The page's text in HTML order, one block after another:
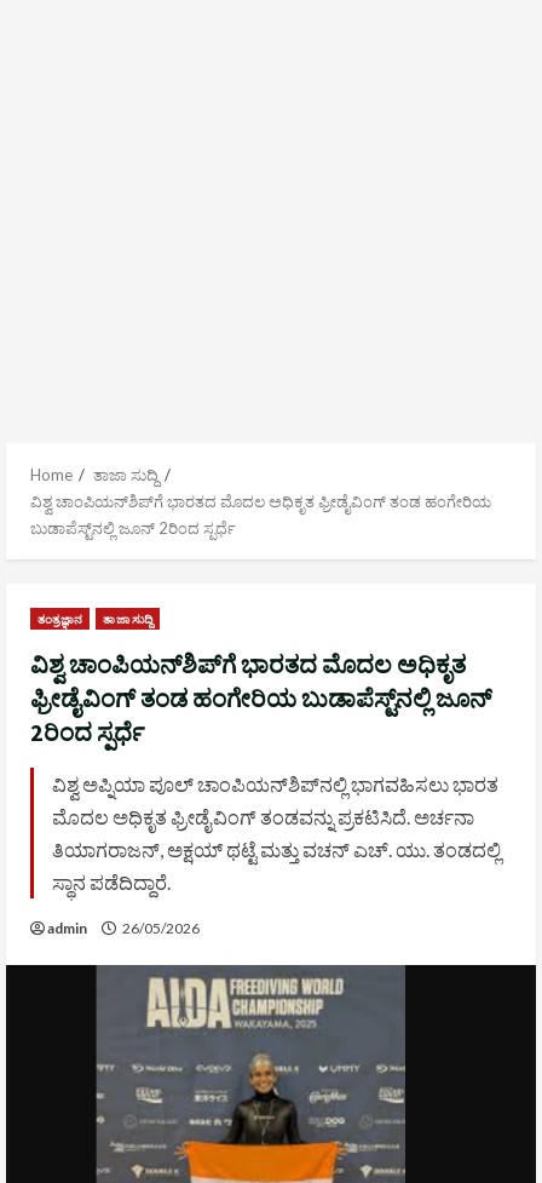
Home
ತಾಜಾ ಸುದ್ದಿ
ವಿಶ್ವ ಚಾಂಪಿಯನ್‌ಶಿಪ್‌ಗೆ ಭಾರತದ ಮೊದಲ ಅಧಿಕೃತ ಫ್ರೀಡೈವಿಂಗ್ ತಂಡ ಹಂಗೇರಿಯ
ಬುಡಾಪೆಸ್ಟ್‌ನಲ್ಲಿ ಜೂನ್ 2ರಿಂದ ಸ್ಪರ್ಧೆ
ತಂತ್ರಜ್ಞಾನ ತಾಜಾ ಸುದ್ದಿ
ವಿಶ್ವ ಚಾಂಪಿಯನ್‌ಶಿಪ್‌ಗೆ ಭಾರತದ ಮೊದಲ ಅಧಿಕೃತ
ಫ್ರೀಡೈವಿಂಗ್ ತಂಡ ಹಂಗೇರಿಯ ಬುಡಾಪೆಸ್ಟ್‌ನಲ್ಲಿ ಜೂನ್
2ರಿಂದ ಸ್ಪರ್ಧೆ
ವಿಶ್ವ ಅಪ್ನಿಯಾ ಪೂಲ್ ಚಾಂಪಿಯನ್‌ಶಿಪ್‌ನಲ್ಲಿ ಭಾಗವಹಿಸಲು ಭಾರತ
ಮೊದಲ ಅಧಿಕೃತ ಫ್ರೀಡೈವಿಂಗ್ ತಂಡವನ್ನು ಪ್ರಕಟಿಸಿದೆ. ಅರ್ಚನಾ
ತಿಯಾಗರಾಜನ್, ಅಕ್ಷಯ್ ಥಟ್ಟೆ ಮತ್ತು ವಚನ್ ಎಚ್. ಯು. ತಂಡದಲ್ಲಿ
ಸ್ಥಾನ ಪಡೆದಿದ್ದಾರೆ.
admin 26/05/2026